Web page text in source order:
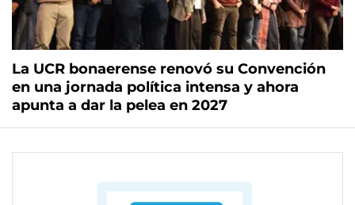
La UCR bonaerense renovó su Convención
en una jornada política intensa y ahora
apunta a dar la pelea en 2027